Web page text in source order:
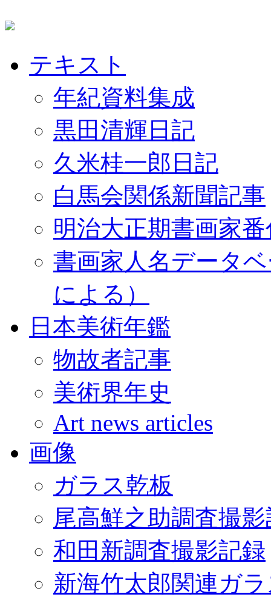
テキスト
年紀資料集成
黒田清輝日記
久米桂一郎日記
白馬会関係新聞記事
明治大正期書画家
書画家人名データ
による）
日本美術年鑑
物故者記事
美術界年史
Art news articles
画像
ガラス乾板
尾高鮮之助調査撮
和田新調査撮影記録
新海竹太郎関連ガ